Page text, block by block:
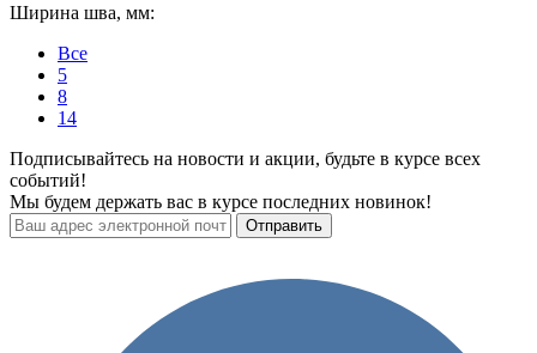
Ширина шва, мм:
Все
5
8
14
Подписывайтесь на новости и акции, будьте в курсе всех
событий!
Мы будем держать вас в курсе последних новинок!